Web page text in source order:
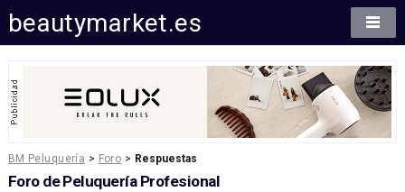
beautymarket.es
BM Peluquería > Foro > Respuestas
Foro de Peluquería Profesional